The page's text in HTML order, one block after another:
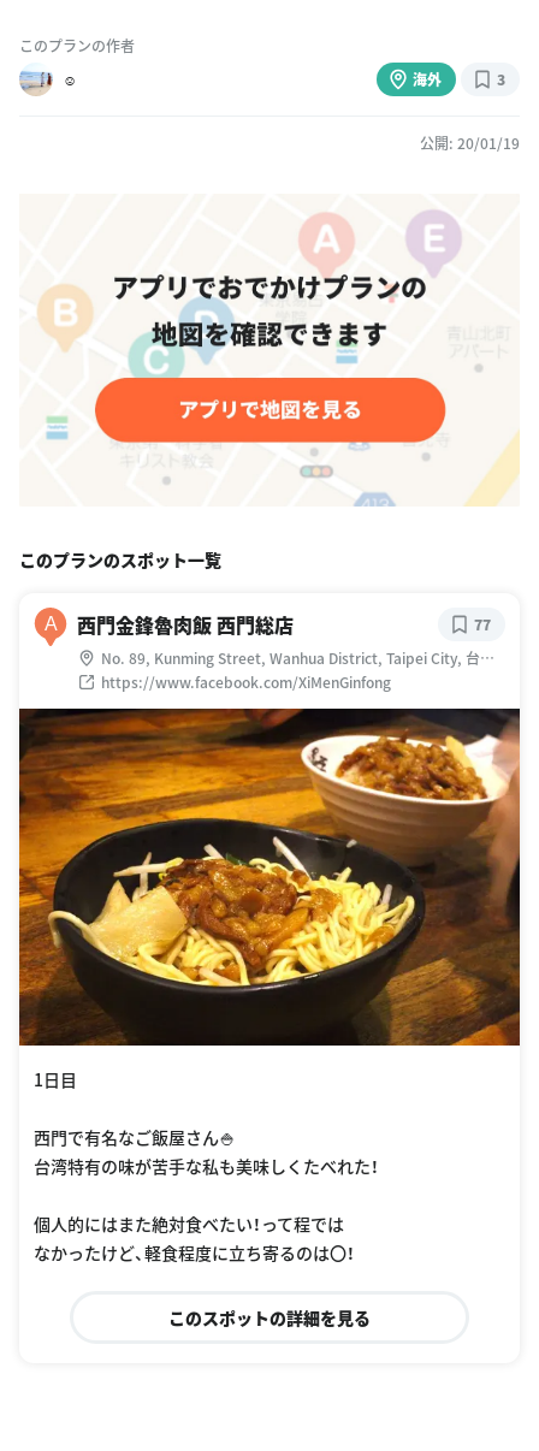
このプランの作者
︎︎︎︎︎☺︎
海外 3
公開: 20/01/19
このプランのスポット一覧
A 西門金鋒魯肉飯 西門総店
No. 89, Kunming Street, Wanhua District, Taipei City, 台湾
108
https://www.facebook.com/XiMenGinfong
77
1日目
西門で有名なご飯屋さん🍚
台湾特有の味が苦手な私も美味しくたべれた！
個人的にはまた絶対食べたい！って程では
なかったけど、軽食程度に立ち寄るのは〇！
このスポットの詳細を見る